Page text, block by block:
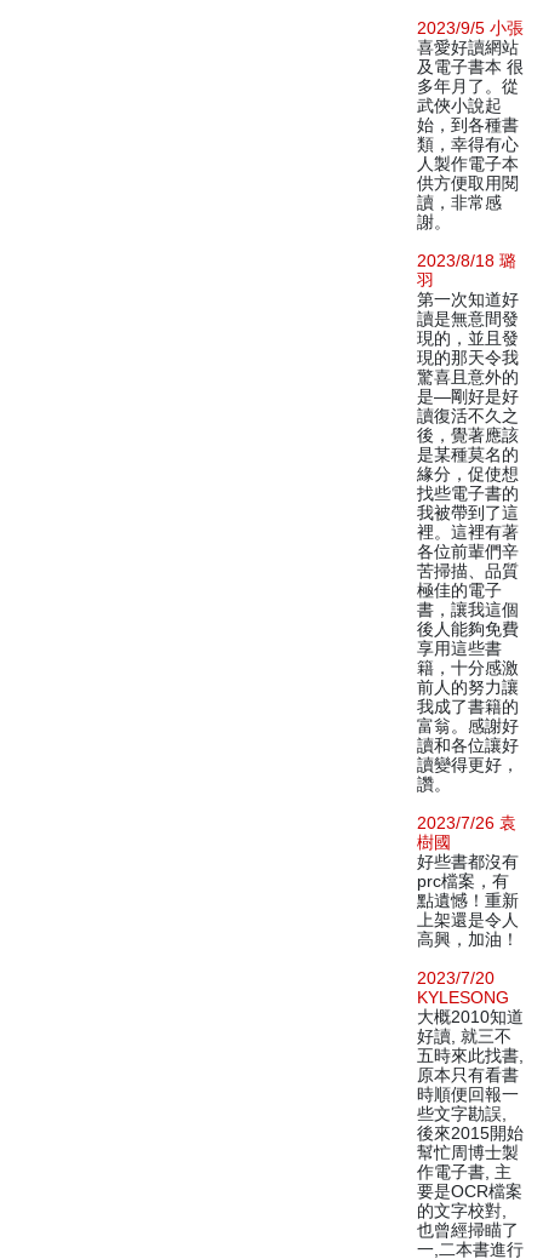
2023/9/5 小張
喜愛好讀網站
及電子書本 很
多年月了。從
武俠小說起
始，到各種書
類，幸得有心
人製作電子本
供方便取用閱
讀，非常感
謝。
2023/8/18 璐
羽
第一次知道好
讀是無意間發
現的，並且發
現的那天令我
驚喜且意外的
是—剛好是好
讀復活不久之
後，覺著應該
是某種莫名的
緣分，促使想
找些電子書的
我被帶到了這
裡。這裡有著
各位前輩們辛
苦掃描、品質
極佳的電子
書，讓我這個
後人能夠免費
享用這些書
籍，十分感激
前人的努力讓
我成了書籍的
富翁。感謝好
讀和各位讓好
讀變得更好，
讚。
2023/7/26 袁
樹國
好些書都沒有
prc檔案，有
點遺憾！重新
上架還是令人
高興，加油！
2023/7/20
KYLESONG
大概2010知道
好讀, 就三不
五時來此找書,
原本只有看書
時順便回報一
些文字勘誤,
後來2015開始
幫忙周博士製
作電子書, 主
要是OCR檔案
的文字校對,
也曾經掃瞄了
一,二本書進行